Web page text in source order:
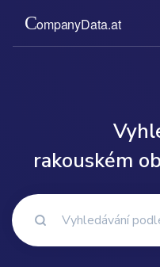
rakouském